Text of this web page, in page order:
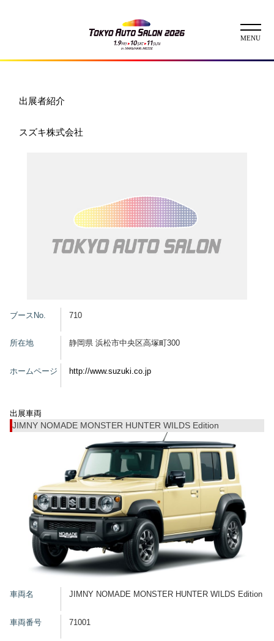
出展者
出展者一覧
展示車両一覧
出展者・Exhibitor
出展者紹介
スズキ株式会社
ブースNo. 710
所在地 静岡県 浜松市中央区高塚町300
ホームページ http://www.suzuki.co.jp
出展車両
JIMNY NOMADE MONSTER HUNTER WILDS Edition
車両名 JIMNY NOMADE MONSTER HUNTER WILDS Edition
車両番号 71001